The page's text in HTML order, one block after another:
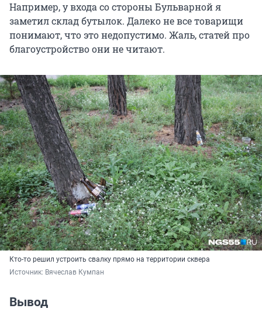
Например, у входа со стороны Бульварной я
заметил склад бутылок. Далеко не все товарищи
понимают, что это недопустимо. Жаль, статей про
благоустройство они не читают.
Кто-то решил устроить свалку прямо на территории сквера
Источник: Вячеслав Кумпан
Вывод